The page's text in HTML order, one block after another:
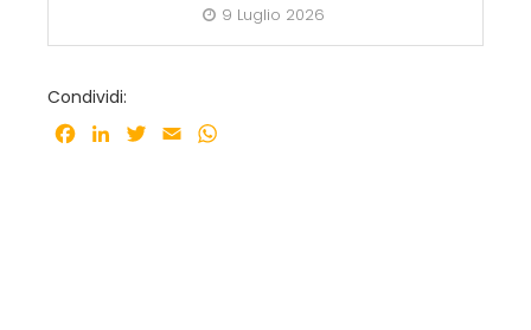
9 Luglio 2026
Condividi:
Facebook
LinkedInTwitter
Email